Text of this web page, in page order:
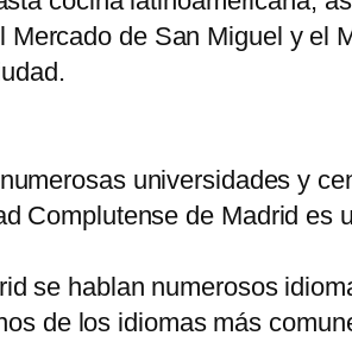
Mercado de San Miguel y el
universidades y
Complutense de Madrid es
se hablan numerosos
de los idiomas más